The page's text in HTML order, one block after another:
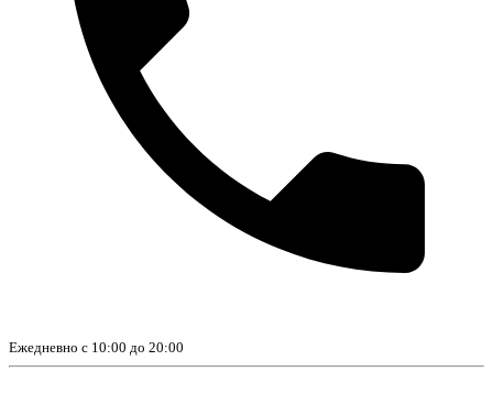
Ежедневно с 10:00 до 20:00